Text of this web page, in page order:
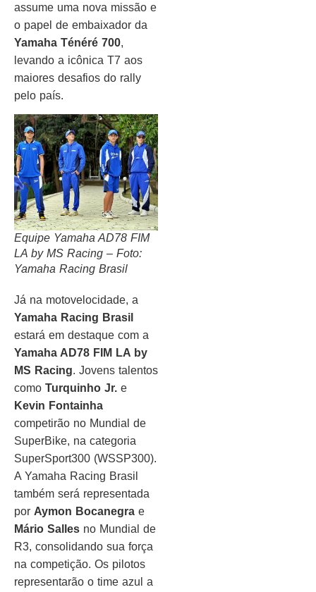
assume uma nova missão e
o papel de embaixador da
Yamaha Ténéré 700,
levando a icônica T7 aos
maiores desafios do rally
pelo país.
Equipe Yamaha AD78 FIM
LA by MS Racing – Foto:
Yamaha Racing Brasil
Já na motovelocidade, a
Yamaha Racing Brasil
estará em destaque com a
Yamaha AD78 FIM LA by
MS Racing. Jovens talentos
como Turquinho Jr. e
Kevin Fontainha
competirão no Mundial de
SuperBike, na categoria
SuperSport300 (WSSP300).
A Yamaha Racing Brasil
também será representada
por Aymon Bocanegra e
Mário Salles no Mundial de
R3, consolidando sua força
na competição. Os pilotos
representarão o time azul a